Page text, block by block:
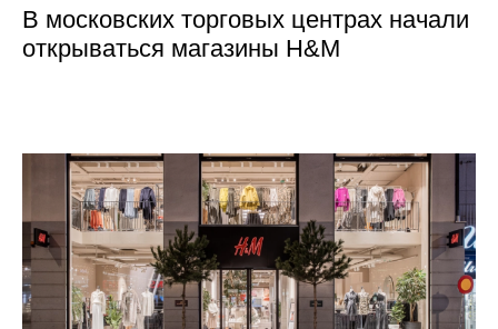
В московских торговых центрах начали
открываться магазины H&M